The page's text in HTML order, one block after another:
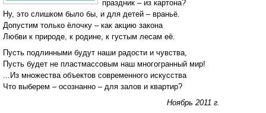
праздник – из картона?
Ну, это слишком было бы, и для детей – враньё.
Допустим только ёлочку – как акцию закона
Любви к природе, к родине, к густым лесам её.
Пусть подлинными будут наши радости и чувства,
Пусть будет не пластмассовым наш многогранный мир!
...Из множества объектов современного искусства
Что выберем – осознанно – для залов и квартир?
Ноябрь 2011 г.